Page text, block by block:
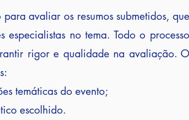
avaliar os resumos submetidos, que
no tema. Todo o processo
rigor e qualidade na avaliação. O
temáticas do evento;
escolhido.